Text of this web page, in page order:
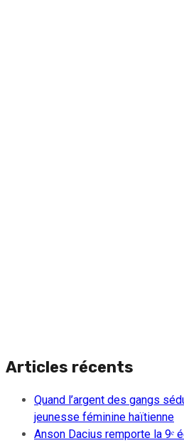
Articles récents
Quand l’argent des gangs
jeunesse féminine haïtienne
Anson Dacius remporte la 9ᵉ